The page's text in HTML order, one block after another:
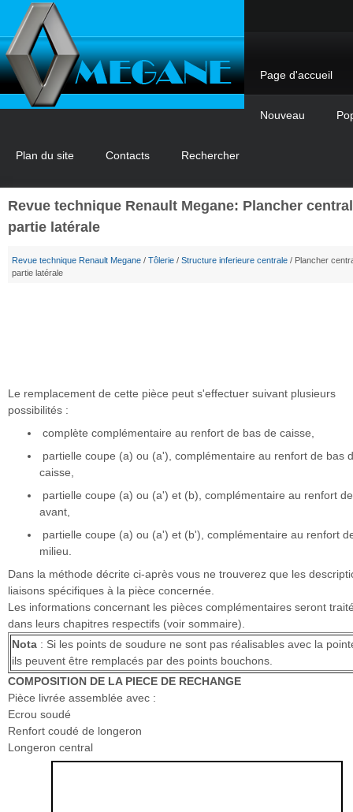
Page d'accueil
Nouveau
Plan du site Contacts Rechercher
Revue technique Renault Megane: Plancher central
partie latérale
Revue technique Renault Megane / Tôlerie / Structure inferieure centrale / Plancher
partie latérale
Le remplacement de cette pièce peut s'effectuer suivant plusieurs
possibilités :
complète complémentaire au renfort de bas de caisse,
partielle coupe (a) ou (a'), complémentaire au renfort de bas
caisse,
partielle coupe (a) ou (a') et (b), complémentaire au renfort
avant,
partielle coupe (a) ou (a') et (b'), complémentaire au renfort
milieu.
Dans la méthode décrite ci-après vous ne trouverez que les
liaisons spécifiques à la pièce concernée.
Les informations concernant les pièces complémentaires seront
dans leurs chapitres respectifs (voir sommaire).
Nota : Si les points de soudure ne sont pas réalisables avec la
ils peuvent être remplacés par des points bouchons.
COMPOSITION DE LA PIECE DE RECHANGE
Pièce livrée assemblée avec :
Ecrou soudé
Renfort coudé de longeron
Longeron central